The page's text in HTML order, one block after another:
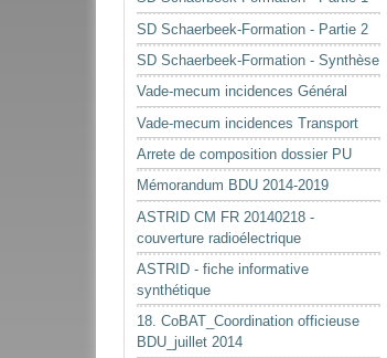
SD Schaerbeek-Formation - Partie 2
SD Schaerbeek-Formation - Synthèse
Vade-mecum incidences Général
Vade-mecum incidences Transport
Arrete de composition dossier PU
Mémorandum BDU 2014-2019
ASTRID CM FR 20140218 -
couverture radioélectrique
ASTRID - fiche informative
synthétique
18. CoBAT_Coordination officieuse
BDU_juillet 2014